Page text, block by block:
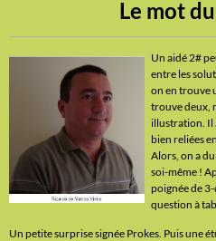
Le mot
Un aidé 2#
entre les
on en trouve
trouve deux,
illustration. Il
bien reliées
Alors, on a
soi-même !
poignée de
question à
Un petite surprise signée Prokes. Puis une